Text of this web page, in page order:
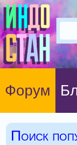
Форум
Поиск